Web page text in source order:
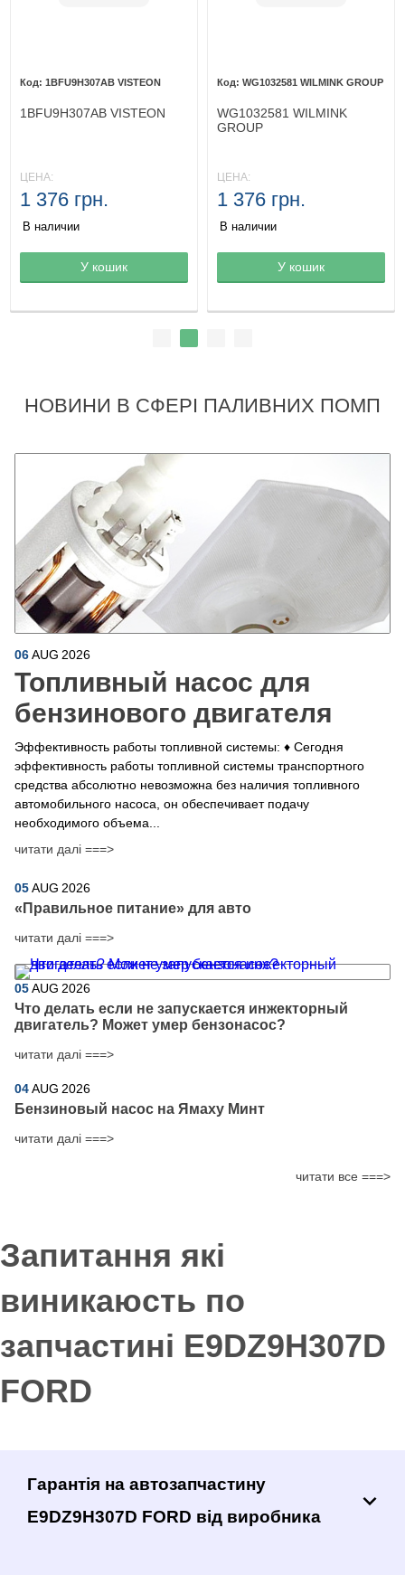
Товар в корзине
1BFU9H307AB VISTEON
1BFU9H307AB VISTEON
ЦЕНА:
1 376 грн.
В наличии
У кошик Товар в корзине
WG1032581 WILMINK GROUP
WG1032581 WILMINK
GROUP
ЦЕНА:
1 376 грн.
В наличии
У кошик
НОВИНИ В СФЕРІ ПАЛИВНИХ ПОМП
06AUG 2026
Топливный насос для
бензинового двигателя
Эффективность работы топливной системы: ♦ Сегодня
эффективность работы топливной системы транспортного
средства абсолютно невозможна без наличия топливного
автомобильного насоса, он обеспечивает подачу
необходимого объема...
читати далі ===>
05AUG 2026
​«Правильное питание» для авто
читати далі ===>
05AUG 2026
Что делать если не запускается инжекторный
двигатель? Может умер бензонасос?
читати далі ===>
04AUG 2026
Бензиновый насос на Ямаху Минт
читати далі ===>
читати все ===>
Запитання які
виникаюсть по
запчастині E9DZ9H307D
FORD
Гарантія на автозапчастину
E9DZ9H307D FORD від виробника